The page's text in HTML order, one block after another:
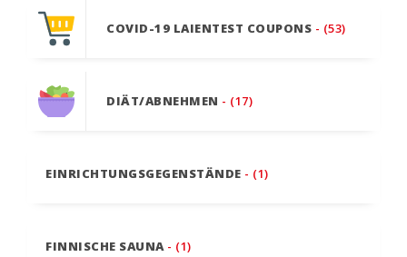
COVID-19 LAIENTEST COUPONS - (53)
DIÄT/ABNEHMEN - (17)
EINRICHTUNGSGEGENSTÄNDE - (1)
FINNISCHE SAUNA - (1)